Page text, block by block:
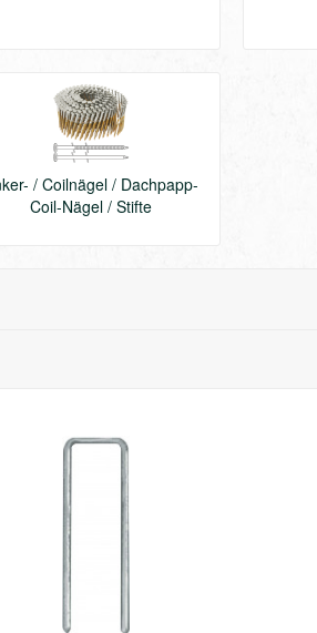
/ Coilnägel / Dachpapp-
Coil-Nägel / Stifte